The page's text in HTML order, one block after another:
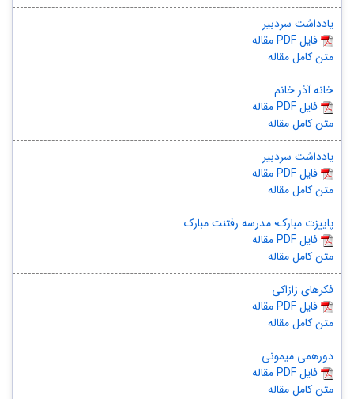
یادداشت سردبیر
مقاله PDF فایل
متن کامل مقاله
خانه آذر خانم
مقاله PDF فایل
متن کامل مقاله
یادداشت سردبیر
مقاله PDF فایل
متن کامل مقاله
پاییزت مبارک؛ مدرسه رفتنت مبارک
مقاله PDF فایل
متن کامل مقاله
فکرهای زازاکی
مقاله PDF فایل
متن کامل مقاله
دورهمی میمونی
مقاله PDF فایل
متن کامل مقاله